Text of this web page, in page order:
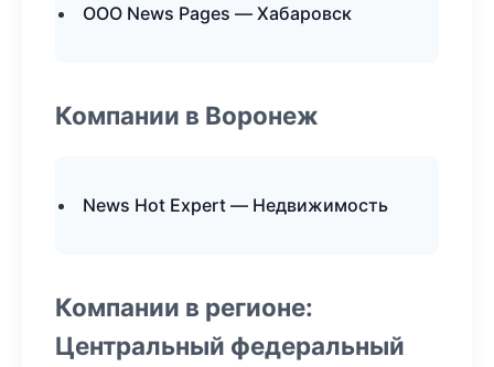
ООО News Pages — Хабаровск
Компании в Воронеж
News Hot Expert — Недвижимость
Компании в регионе:
Центральный федеральный